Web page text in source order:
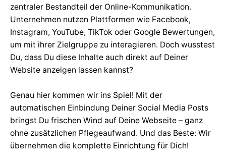
zentraler Bestandteil der Online-Kommunikation.
Unternehmen nutzen Plattformen wie Facebook,
Instagram, YouTube, TikTok oder Google Bewertungen,
um mit ihrer Zielgruppe zu interagieren. Doch wusstest
Du, dass Du diese Inhalte auch direkt auf Deiner
Website anzeigen lassen kannst?
Genau hier kommen wir ins Spiel! Mit der
automatischen Einbindung Deiner Social Media Posts
bringst Du frischen Wind auf Deine Webseite – ganz
ohne zusätzlichen Pflegeaufwand. Und das Beste: Wir
übernehmen die komplette Einrichtung für Dich!